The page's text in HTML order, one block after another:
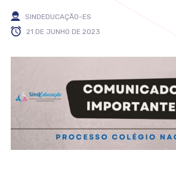
SINDEDUCAÇÃO-ES
21 DE JUNHO DE 2023